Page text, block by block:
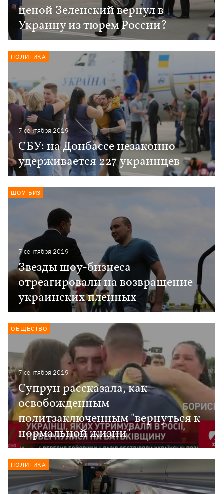
ценой Зеленский вернул в
Украину из тюрем России?
7 сентября 2019
СБУ: на Донбассе незаконно
удерживается 227 украинцев
ПОЛИТИКА
7 сентября 2019
Звезды шоу-бизнеса
отреагировали на возвращение
украинских пленных
ШОУ-БИЗ
7 сентября 2019
Супрун рассказала, как
освобожденным
политзаключенным "вернуться к
нормальной жизни"
ОБЩЕСТВО
ПОЛИТИКА